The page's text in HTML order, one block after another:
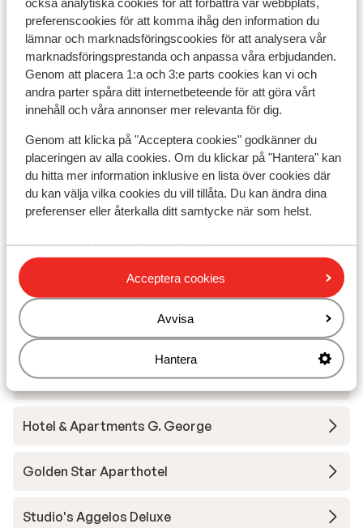
preferenscookies för att komma ihåg den information du
lämnar och marknadsföringscookies för att analysera vår
marknadsföringsprestanda och anpassa våra erbjudanden.
Genom att placera 1:a och 3:e parts cookies kan vi och
andra parter spåra ditt internetbeteende för att göra vårt
innehåll och våra annonser mer relevanta för dig.
Genom att klicka på "Acceptera cookies" godkänner du
placeringen av alla cookies. Om du klickar på "Hantera" kan
du hitta mer information inklusive en lista över cookies där
du kan välja vilka cookies du vill tillåta. Du kan ändra dina
preferenser eller återkalla ditt samtycke när som helst.
Acceptera cookies
Avvisa
Hantera
Avstånd till busshållplats ca 30 m
Avstånd till uttagsautomat ca 50 m
Närmaste butiker ca 30 m
Närmaste kiosk ca 150 m
Närmaste restaurang ca 50 m
Närmaste apotek ca 40 m
Andra boenden i Lefkas
Mare Vita Apartments
Caltabania Suites Apartments
Apartments Wild Sea
Oasis Hotel
Athesis Hotel Apartments (fd. Iris)
Hotel & Apartments G. George
Golden Star Aparthotel
Studio's Aggelos Deluxe